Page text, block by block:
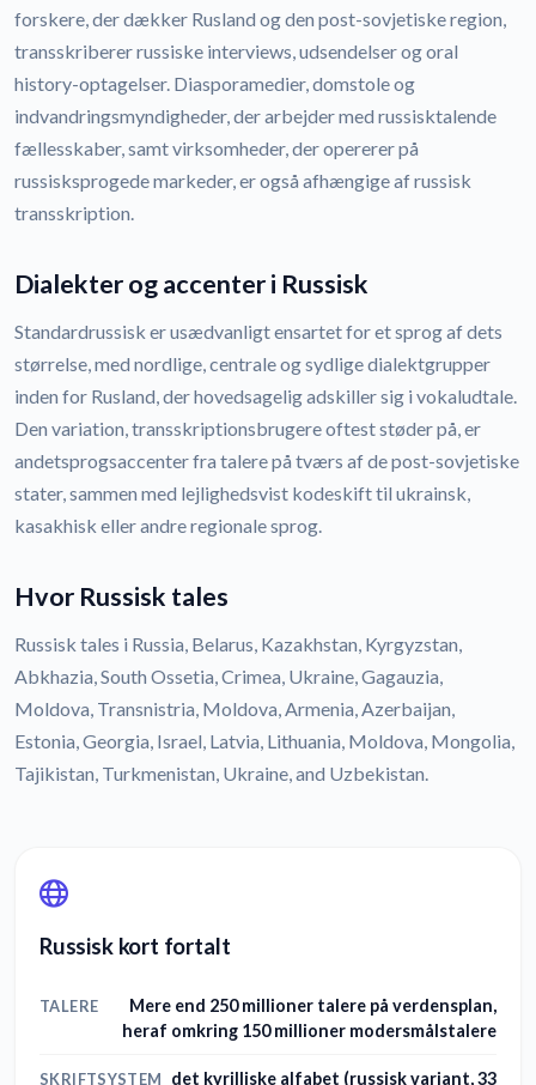
forskere, der dækker Rusland og den post-sovjetiske region,
transskriberer russiske interviews, udsendelser og oral
history-optagelser. Diasporamedier, domstole og
indvandringsmyndigheder, der arbejder med russisktalende
fællesskaber, samt virksomheder, der opererer på
russisksprogede markeder, er også afhængige af russisk
transskription.
Dialekter og accenter i Russisk
Standardrussisk er usædvanligt ensartet for et sprog af dets
størrelse, med nordlige, centrale og sydlige dialektgrupper
inden for Rusland, der hovedsagelig adskiller sig i vokaludtale.
Den variation, transskriptionsbrugere oftest støder på, er
andetsprogsaccenter fra talere på tværs af de post-sovjetiske
stater, sammen med lejlighedsvist kodeskift til ukrainsk,
kasakhisk eller andre regionale sprog.
Hvor Russisk tales
Russisk tales i Russia, Belarus, Kazakhstan, Kyrgyzstan,
Abkhazia, South Ossetia, Crimea, Ukraine, Gagauzia,
Moldova, Transnistria, Moldova, Armenia, Azerbaijan,
Estonia, Georgia, Israel, Latvia, Lithuania, Moldova, Mongolia,
Tajikistan, Turkmenistan, Ukraine, and Uzbekistan.
Russisk kort fortalt
TALERE
Mere end 250 millioner talere på verdensplan,
heraf omkring 150 millioner modersmålstalere
SKRIFTSYSTEM det kyrilliske alfabet (russisk variant, 33